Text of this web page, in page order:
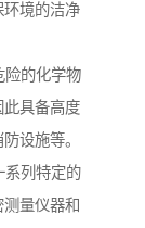
环境的洁净
险的化学物
此具备高度
设施等。
系列特定的
量仪器和